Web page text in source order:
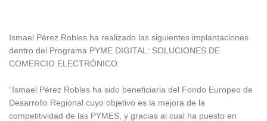
Ismael Pérez Robles ha realizado las siguientes implantaciones
dentro del Programa PYME DIGITAL: SOLUCIONES DE
COMERCIO ELECTRÓNICO.
“Ismael Pérez Robles ha sido beneficiaria del Fondo Europeo de
Desarrollo Regional cuyo objetivo es la mejora de la
competitividad de las PYMES, y gracias al cual ha puesto en